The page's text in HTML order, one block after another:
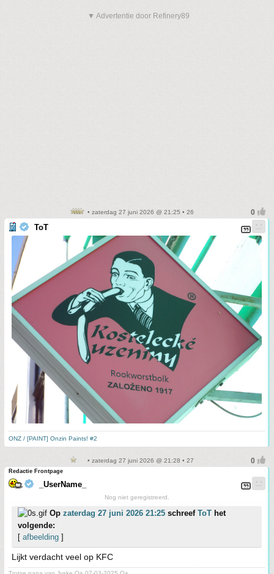
▼ Advertentie door Refinery89
• zaterdag 27 juni 2026 @ 21:25 • 26
ToT
ONZ / [PAINT] Onzin Paints! #2
• zaterdag 27 juni 2026 @ 21:28 • 27
Redactie Frontpage
_UserName_
Nog niet geregistreerd.
Op zaterdag 27 juni 2026 21:25 schreef ToT het
volgende:
[ afbeelding ]
Lijkt verdacht veel op KFC